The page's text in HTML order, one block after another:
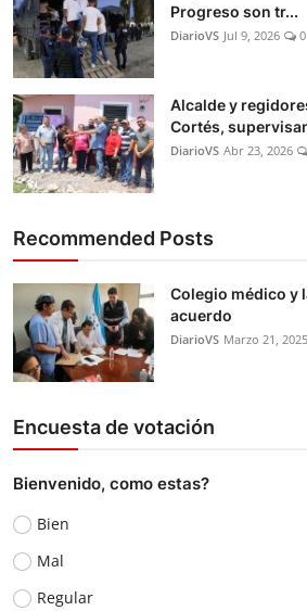
Progreso son tr...
DiarioVS Jul 9, 2026 0
Alcalde y
Cortés,
DiarioVS Abr 23, 2026
Recommended Posts
Colegio médico y
acuerdo
DiarioVS Marzo 21, 2025
Encuesta de votación
Bienvenido, como estas?
Bien
Mal
Regular